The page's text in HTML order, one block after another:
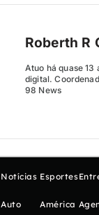
Roberth R
Atuo há quase 13
digital.
98 News
Notícias
Auto
Esportes
América